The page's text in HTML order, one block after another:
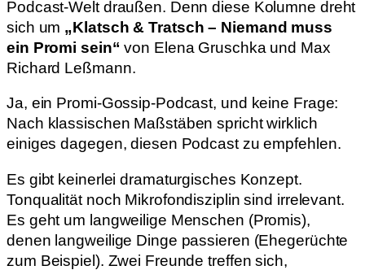
Podcast-Welt draußen. Denn diese Kolumne dreht
sich um „Klatsch & Tratsch – Niemand muss
ein Promi sein“ von Elena Gruschka und Max
Richard Leßmann.
Ja, ein Promi-Gossip-Podcast, und keine Frage:
Nach klassischen Maßstäben spricht wirklich
einiges dagegen, diesen Podcast zu empfehlen.
Es gibt keinerlei dramaturgisches Konzept.
Tonqualität noch Mikrofondisziplin sind irrelevant.
Es geht um langweilige Menschen (Promis),
denen langweilige Dinge passieren (Ehegerüchte
zum Beispiel). Zwei Freunde treffen sich,